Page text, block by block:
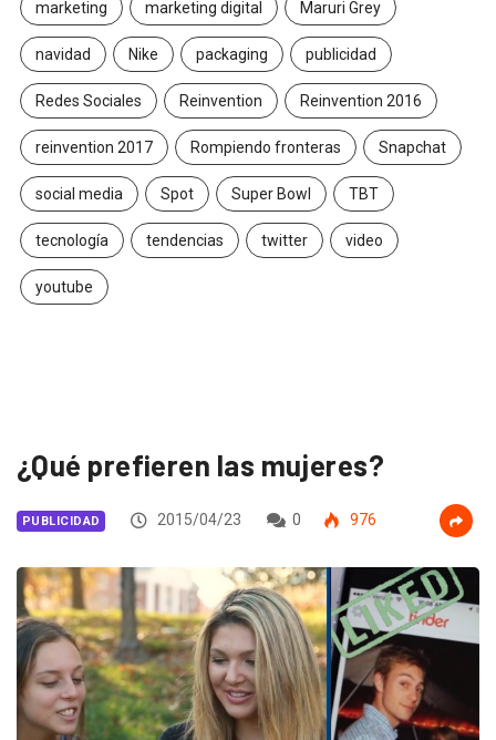
marketing marketing digital Maruri Grey
navidad Nike packaging publicidad
Redes Sociales Reinvention Reinvention 2016
reinvention 2017 Rompiendo fronteras Snapchat
social media Spot Super Bowl TBT
tecnología tendencias twitter video
youtube
¿Qué prefieren las mujeres?
PUBLICIDAD 2015/04/23 0 976